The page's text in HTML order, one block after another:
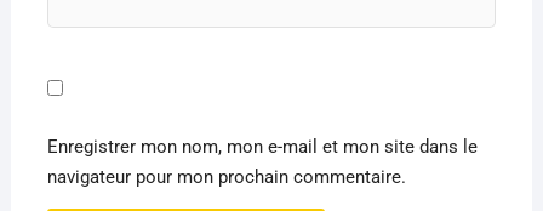
Enregistrer mon nom, mon e-mail et mon site dans le
navigateur pour mon prochain commentaire.